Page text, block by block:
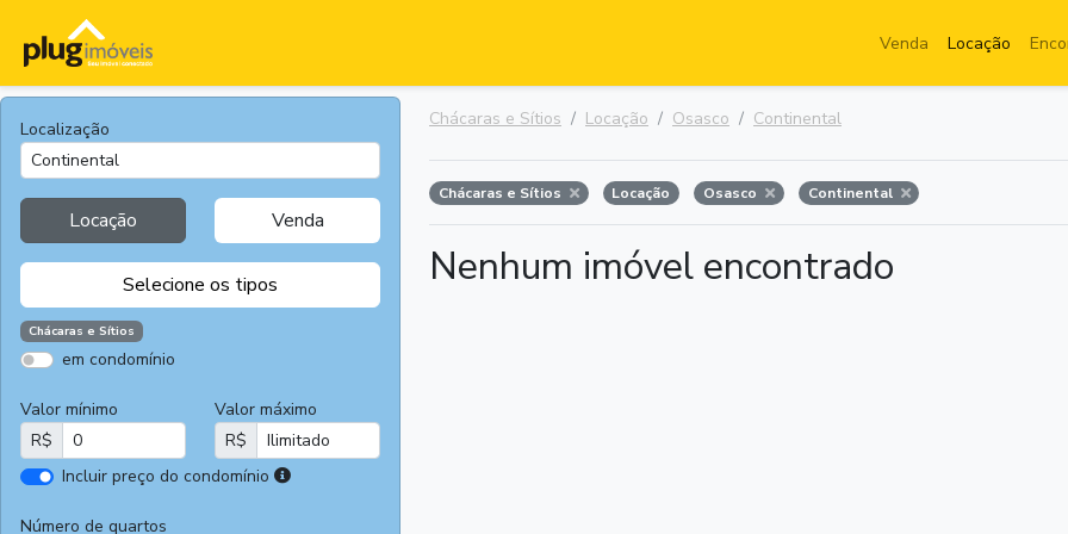
Venda Locação
Localização
Locação Venda
Selecione os tipos
Casas
Casas
Comerciais
Salas
Chácaras e
Chácaras e Sítios
em condomínio
Valor mínimo
R$
Valor máximo
R$
Incluir preço do condomínio
I
Número de quartos
Chácaras e Sítios Locação Osasco Continental
Chácaras e Sítios Locação Osasco Continental
Nenhum imóvel encontrado